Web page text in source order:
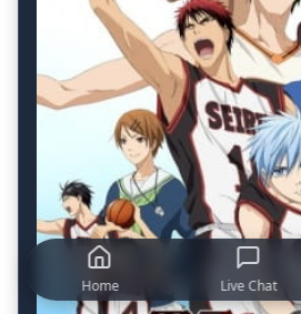
Home Live Chat